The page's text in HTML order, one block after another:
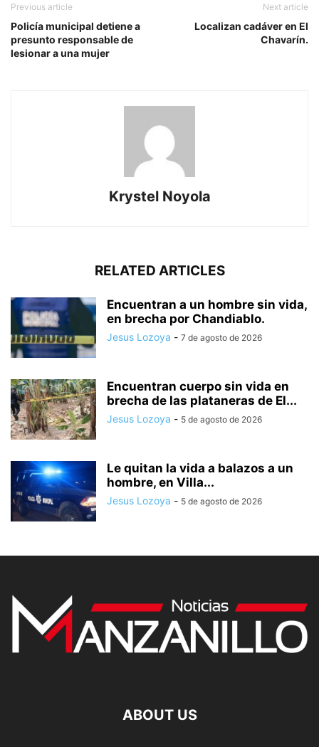
Previous article
Policía municipal detiene a
presunto responsable de
lesionar a una mujer
Next article
Localizan cadáver en El
Chavarín.
Krystel Noyola
RELATED ARTICLES
Encuentran a un hombre sin vida,
en brecha por Chandiablo.
Jesus Lozoya - 7 de agosto de 2026
Encuentran cuerpo sin vida en
brecha de las plataneras de El...
Jesus Lozoya - 5 de agosto de 2026
Le quitan la vida a balazos a un
hombre, en Villa...
Jesus Lozoya - 5 de agosto de 2026
ABOUT US